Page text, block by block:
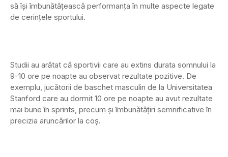
să își îmbunătățească performanța în multe aspecte legate
de cerințele sportului.
Studii au arătat că sportivii care au extins durata somnului la
9-10 ore pe noapte au observat rezultate pozitive. De
exemplu, jucătorii de baschet masculin de la Universitatea
Stanford care au dormit 10 ore pe noapte au avut rezultate
mai bune în sprints, precum și îmbunătățiri semnificative în
precizia aruncărilor la coș.